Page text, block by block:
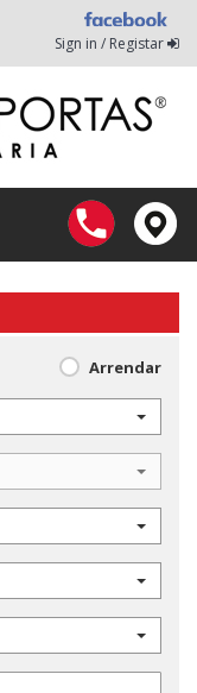
Sign in / Registar
Arrendar